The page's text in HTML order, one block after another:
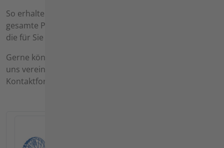
So erhalten Sie einen optimalen Überblick über die
gesamte Produktpalette von agria und können direkt
die für Sie passende Lösung finden.
Gerne können Sie auch einen individuellen Termin mit
uns vereinbaren. Nutzen Sie hierzu bitte unser
Kontaktformular für